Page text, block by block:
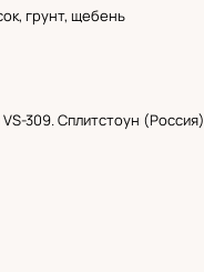
грунт, щебень
309. Сплитстоун (Россия)